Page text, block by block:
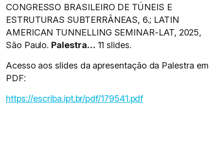
CONGRESSO BRASILEIRO DE TÚNEIS E
ESTRUTURAS SUBTERRÂNEAS, 6.; LATIN
AMERICAN TUNNELLING SEMINAR-LAT, 2025,
São Paulo. Palestra… 11 slides.
Acesso aos slides da apresentação da Palestra em
PDF:
https://escriba.ipt.br/pdf/179541.pdf